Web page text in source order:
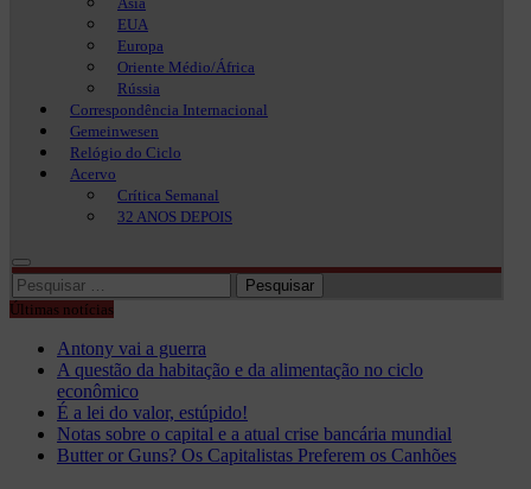
EUA
Europa
Oriente Médio/África
Rússia
Correspondência Internacional
Gemeinwesen
Relógio do Ciclo
Acervo
Crítica Semanal
32 ANOS DEPOIS
Pesquisar
por:
Últimas notícias
Antony vai a guerra
A questão da habitação e da alimentação no ciclo
econômico
É a lei do valor, estúpido!
Notas sobre o capital e a atual crise bancária mundial
Butter or Guns? Os Capitalistas Preferem os Canhões